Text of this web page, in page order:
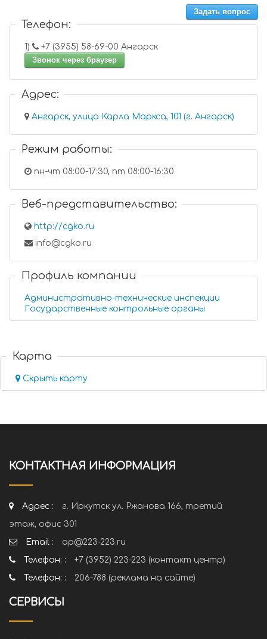
Задать вопрос
Телефон:
1)
+7 (3955) 58-69-00 Ангарск
Звонок через браузер
Адрес:
Ангарск, улица Карла Маркса, 101 (г. Ангарск)
Режим работы:
пн-чт 08:00-17:30, пт 08:00-16:30
Веб-представительство:
http://cgko.ru
info@cgko.ru
Профиль компании
Административно-технические инспекции
Государственные контрольные органы
Карта
Скрыть карту
КОНТАКТНАЯ ИНФОРМАЦИЯ
Адрес :
г. Иркутск ул. Ржанова 166, третий
этаж, офис 301
Email :
ap@223-223.ru
Телефон: :
+7 (3952) 223-223 (контакт центр)
Телефон: :
206-788 (реклама на сайте)
СЕРВИСЫ